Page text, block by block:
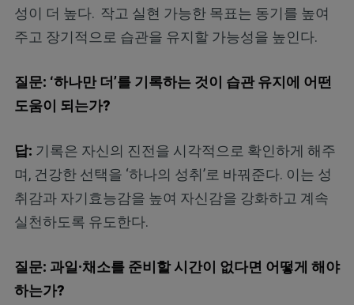
성이 더 높다. 작고 실현 가능한 목표는 동기를 높여
주고 장기적으로 습관을 유지할 가능성을 높인다.
질문: ‘하나만 더’를 기록하는 것이 습관 유지에 어떤
도움이 되는가?
답: 기록은 자신의 진전을 시각적으로 확인하게 해주
며, 건강한 선택을 ‘하나의 성취’로 바꿔준다. 이는 성
취감과 자기효능감을 높여 자신감을 강화하고 계속
실천하도록 유도한다.
질문: 과일·채소를 준비할 시간이 없다면 어떻게 해야
하는가?